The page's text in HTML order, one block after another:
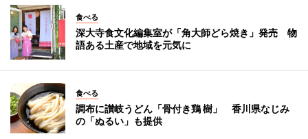
食べる
深大寺食文化編集室が「角大師どら焼き」発売 物
語ある土産で地域を元気に
食べる
調布に讃岐うどん「骨付き鶏 樹」 香川県なじみ
の「ぬるい」も提供